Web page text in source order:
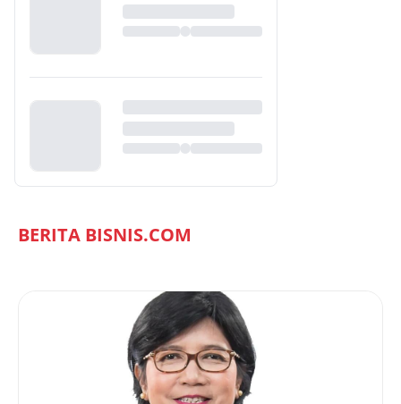
BERITA BISNIS.COM